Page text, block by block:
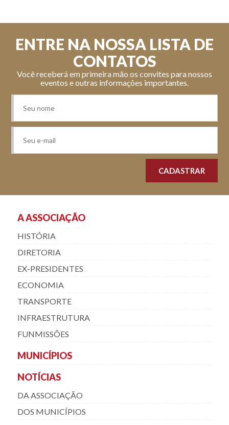
A ASSOCIAÇÃO
HISTÓRIA
DIRETORIA
EX-PRESIDENTES
ECONOMIA
TRANSPORTE
INFRAESTRUTURA
FUNMISSÕES
MUNICÍPIOS
NOTÍCIAS
DA ASSOCIAÇÃO
DOS MUNICÍPIOS
ENTRE NA NOSSA LISTA DE
CONTATOS
Você receberá em primeira mão os convites para nossos
eventos e outras informações importantes.